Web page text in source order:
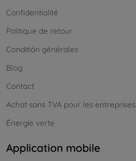
Confidentialité
Politique de retour
Conditión générales
Blog
Contact
Achat sans TVA pour les entreprises
Énergie verte
Application mobile